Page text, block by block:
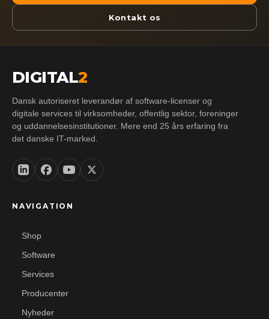
Kontakt os
DIGITAL2
Dansk autoriseret leverandør af software-licenser og
digitale services til virksomheder, offentlig sektor, foreninger
og uddannelsesinstitutioner. Mere end 25 års erfaring fra
det danske IT-marked.
NAVIGATION
Shop
Software
Services
Producenter
Nyheder